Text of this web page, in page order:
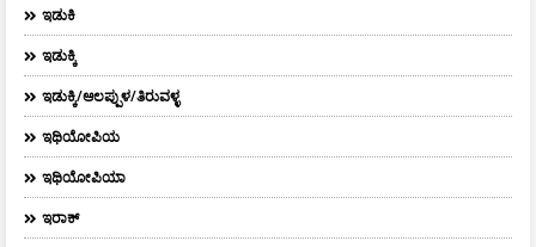
ಇಡುಕಿ
ಇಡುಕ್ಕಿ
ಇಡುಕ್ಕಿ/ಆಲಪ್ಪುಳ/ತಿರುವಳ್ಳ
ಇಥಿಯೋಪಿಯ
ಇಥಿಯೋಪಿಯಾ
ಇರಾಕ್‌